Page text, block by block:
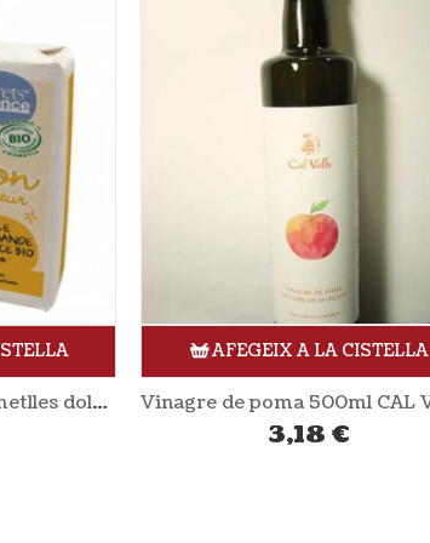
Vinagre de poma 500ml CAL VALLS
AFEGEIX A LA CISTELLA
6,27€